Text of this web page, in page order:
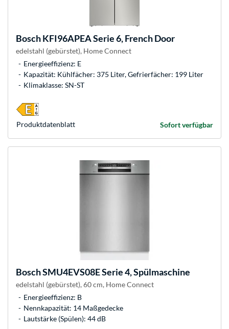
BoschKFI96APEA Serie 6, French Door
edelstahl (gebürstet), Home Connect
Energieeffizienz: E
Kapazität: Kühlfächer: 375 Liter, Gefrierfächer: 199 Liter
Klimaklasse: SN-ST
Sofort verfügbar
Produkt­datenblatt
BoschSMU4EVS08E Serie 4, Spülmaschine
edelstahl (gebürstet), 60 cm, Home Connect
Energieeffizienz: B
Nennkapazität: 14 Maßgedecke
Lautstärke (Spülen): 44 dB